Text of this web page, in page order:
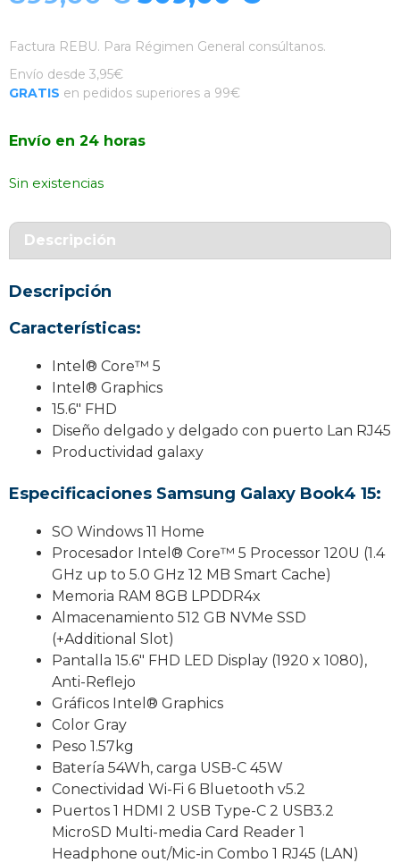
precio
899,00 €.
precio
Factura REBU. Para Régimen General consúltanos.
Envío desde 3,95€
GRATIS en pedidos superiores a 99€
Envío en 24 horas
Sin existencias
Descripción
Descripción
Características:
Intel® Core™ 5
Intel® Graphics
15.6″ FHD
Diseño delgado y delgado con puerto Lan RJ45
Productividad galaxy
Especificaciones Samsung Galaxy Book4 15:
SO Windows 11 Home
Procesador Intel® Core™ 5 Processor 120U (1.4
GHz up to 5.0 GHz 12 MB Smart Cache)
Memoria RAM 8GB LPDDR4x
Almacenamiento 512 GB NVMe SSD
(+Additional Slot)
Pantalla 15.6″ FHD LED Display (1920 x 1080),
Anti-Reflejo
Gráficos Intel® Graphics
Color Gray
Peso 1.57kg
Batería 54Wh, carga USB-C 45W
Conectividad Wi-Fi 6 Bluetooth v5.2
Puertos 1 HDMI 2 USB Type-C 2 USB3.2
MicroSD Multi-media Card Reader 1
Headphone out/Mic-in Combo 1 RJ45 (LAN)